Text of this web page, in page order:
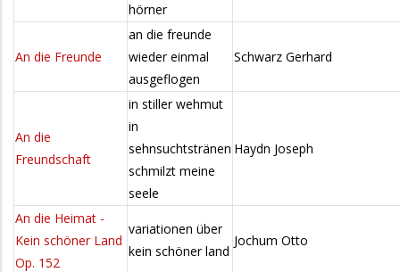
hörner
An die Freunde
an die freunde
wieder einmal
ausgeflogen
Schwarz Gerhard
An die
Freundschaft
in stiller wehmut
in
sehnsuchtstränen
schmilzt meine
seele
Haydn Joseph
An die Heimat -
Kein schöner Land
Op. 152
variationen über
kein schöner land
Jochum Otto